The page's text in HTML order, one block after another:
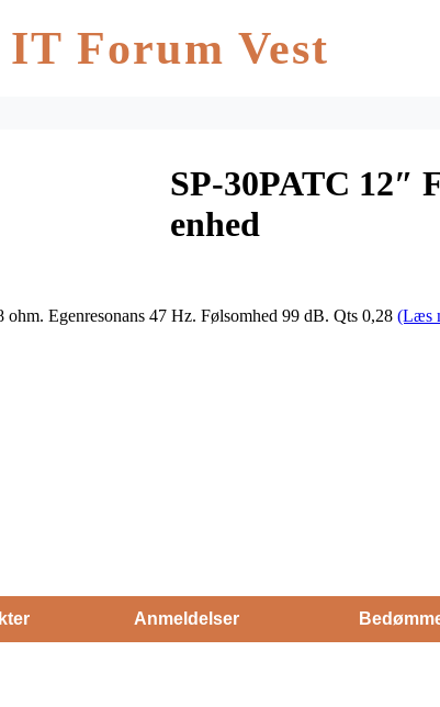
IT Forum Vest
SP-30PATC 12″
enhed
Egenresonans 47 Hz. Følsomhed 99 dB. Qts 0,28 (Læs
Anmeldelser